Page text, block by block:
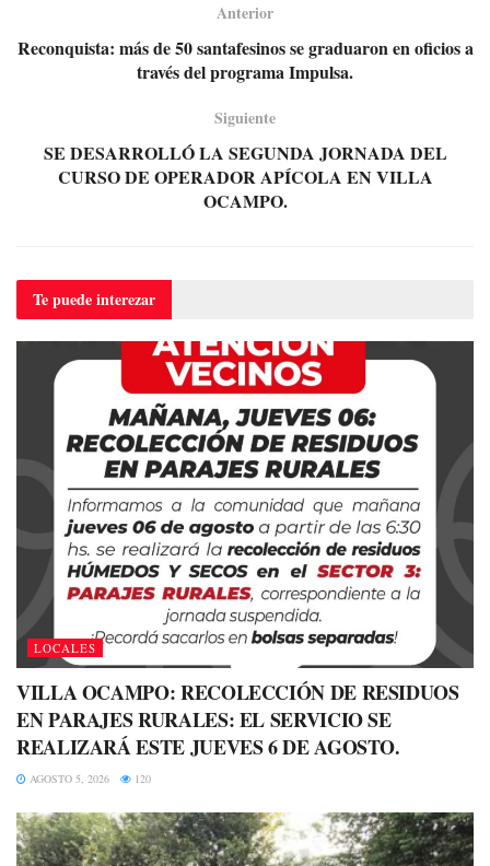
Anterior
Reconquista: más de 50 santafesinos se graduaron en oficios a
través del programa Impulsa.
Siguiente
SE DESARROLLÓ LA SEGUNDA JORNADA DEL
CURSO DE OPERADOR APÍCOLA EN VILLA
OCAMPO.
Te puedeinterezar
LOCALES
VILLA OCAMPO: RECOLECCIÓN DE RESIDUOS
EN PARAJES RURALES: EL SERVICIO SE
REALIZARÁ ESTE JUEVES 6 DE AGOSTO.
AGOSTO 5, 2026 120